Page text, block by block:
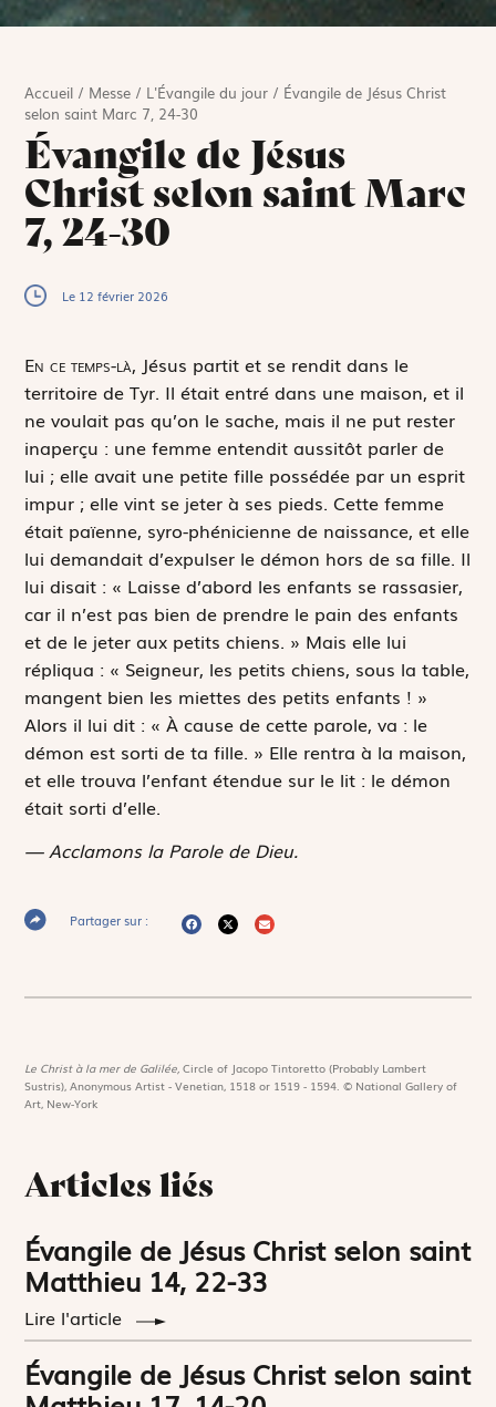
Accueil / Messe / L'Évangile du jour / Évangile de Jésus Christ
selon saint Marc 7, 24-30
Évangile de Jésus
Christ selon saint Marc
7, 24-30
Le 12 février 2026
En ce temps-là, Jésus partit et se rendit dans le
territoire de Tyr. Il était entré dans une maison, et il
ne voulait pas qu’on le sache, mais il ne put rester
inaperçu : une femme entendit aussitôt parler de
lui ; elle avait une petite fille possédée par un esprit
impur ; elle vint se jeter à ses pieds. Cette femme
était païenne, syro-phénicienne de naissance, et elle
lui demandait d’expulser le démon hors de sa fille. Il
lui disait : « Laisse d’abord les enfants se rassasier,
car il n’est pas bien de prendre le pain des enfants
et de le jeter aux petits chiens. » Mais elle lui
répliqua : « Seigneur, les petits chiens, sous la table,
mangent bien les miettes des petits enfants ! »
Alors il lui dit : « À cause de cette parole, va : le
démon est sorti de ta fille. » Elle rentra à la maison,
et elle trouva l’enfant étendue sur le lit : le démon
était sorti d’elle.
— Acclamons la Parole de Dieu.
Partager sur :
Le Christ à la mer de Galilée,Circle of Jacopo Tintoretto (Probably Lambert
Sustris), Anonymous Artist - Venetian, 1518 or 1519 - 1594. © National Gallery of
Art, New-York
Articles liés
Évangile de Jésus Christ selon saint
Matthieu 14, 22-33
Lire l'article
Évangile de Jésus Christ selon saint